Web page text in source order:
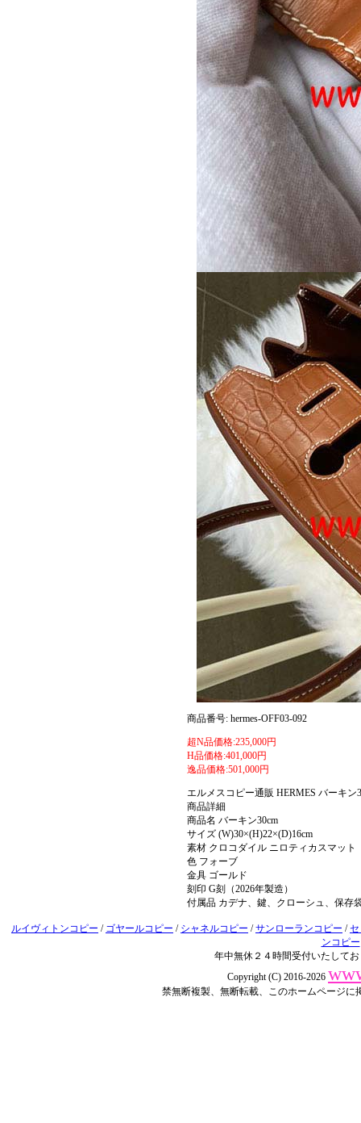
商品番号: hermes-OFF03-092
超N品価格:235,000円
H品価格:401,000円
逸品価格:501,000円
エルメスコピー通販 HERMES バーキ
商品詳細
商品名 バーキン30cm
サイズ (W)30×(H)22×(D)16cm
素材 クロコダイル ニロティカスマット
色 フォーブ
金具 ゴールド
刻印 G刻（2026年製造）
付属品 カデナ、鍵、クローシュ、保存
ルイヴィトンコピー / ゴヤールコピー / シャネルコピー /サンローランコピー /
ンコピー
年中無休２４時間受付いたして
Copyright (C) 2016-2026
禁無断複製、無断転載、このホームページ